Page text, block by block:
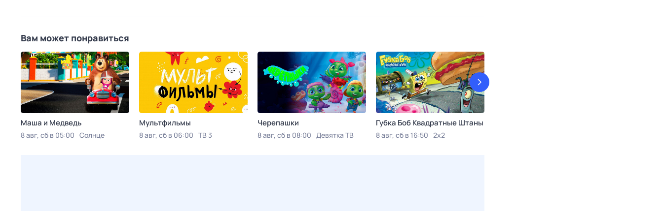
Вам может понравиться
Маша и Медведь
8 авг, сб в 05:00 Солнце
Мультфильмы
8 авг, сб в 06:00 ТВ 3
Черепашки
8 авг, сб в 08:00 Девятка ТВ
Губка Боб Квадратные Штаны
8 авг, сб в 16:50 2x2